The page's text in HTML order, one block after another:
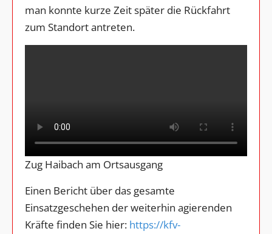
man konnte kurze Zeit später die Rückfahrt
zum Standort antreten.
Zug Haibach am Ortsausgang
Einen Bericht über das gesamte
Einsatzgeschehen der weiterhin agierenden
Kräfte finden Sie hier: https://kfv-